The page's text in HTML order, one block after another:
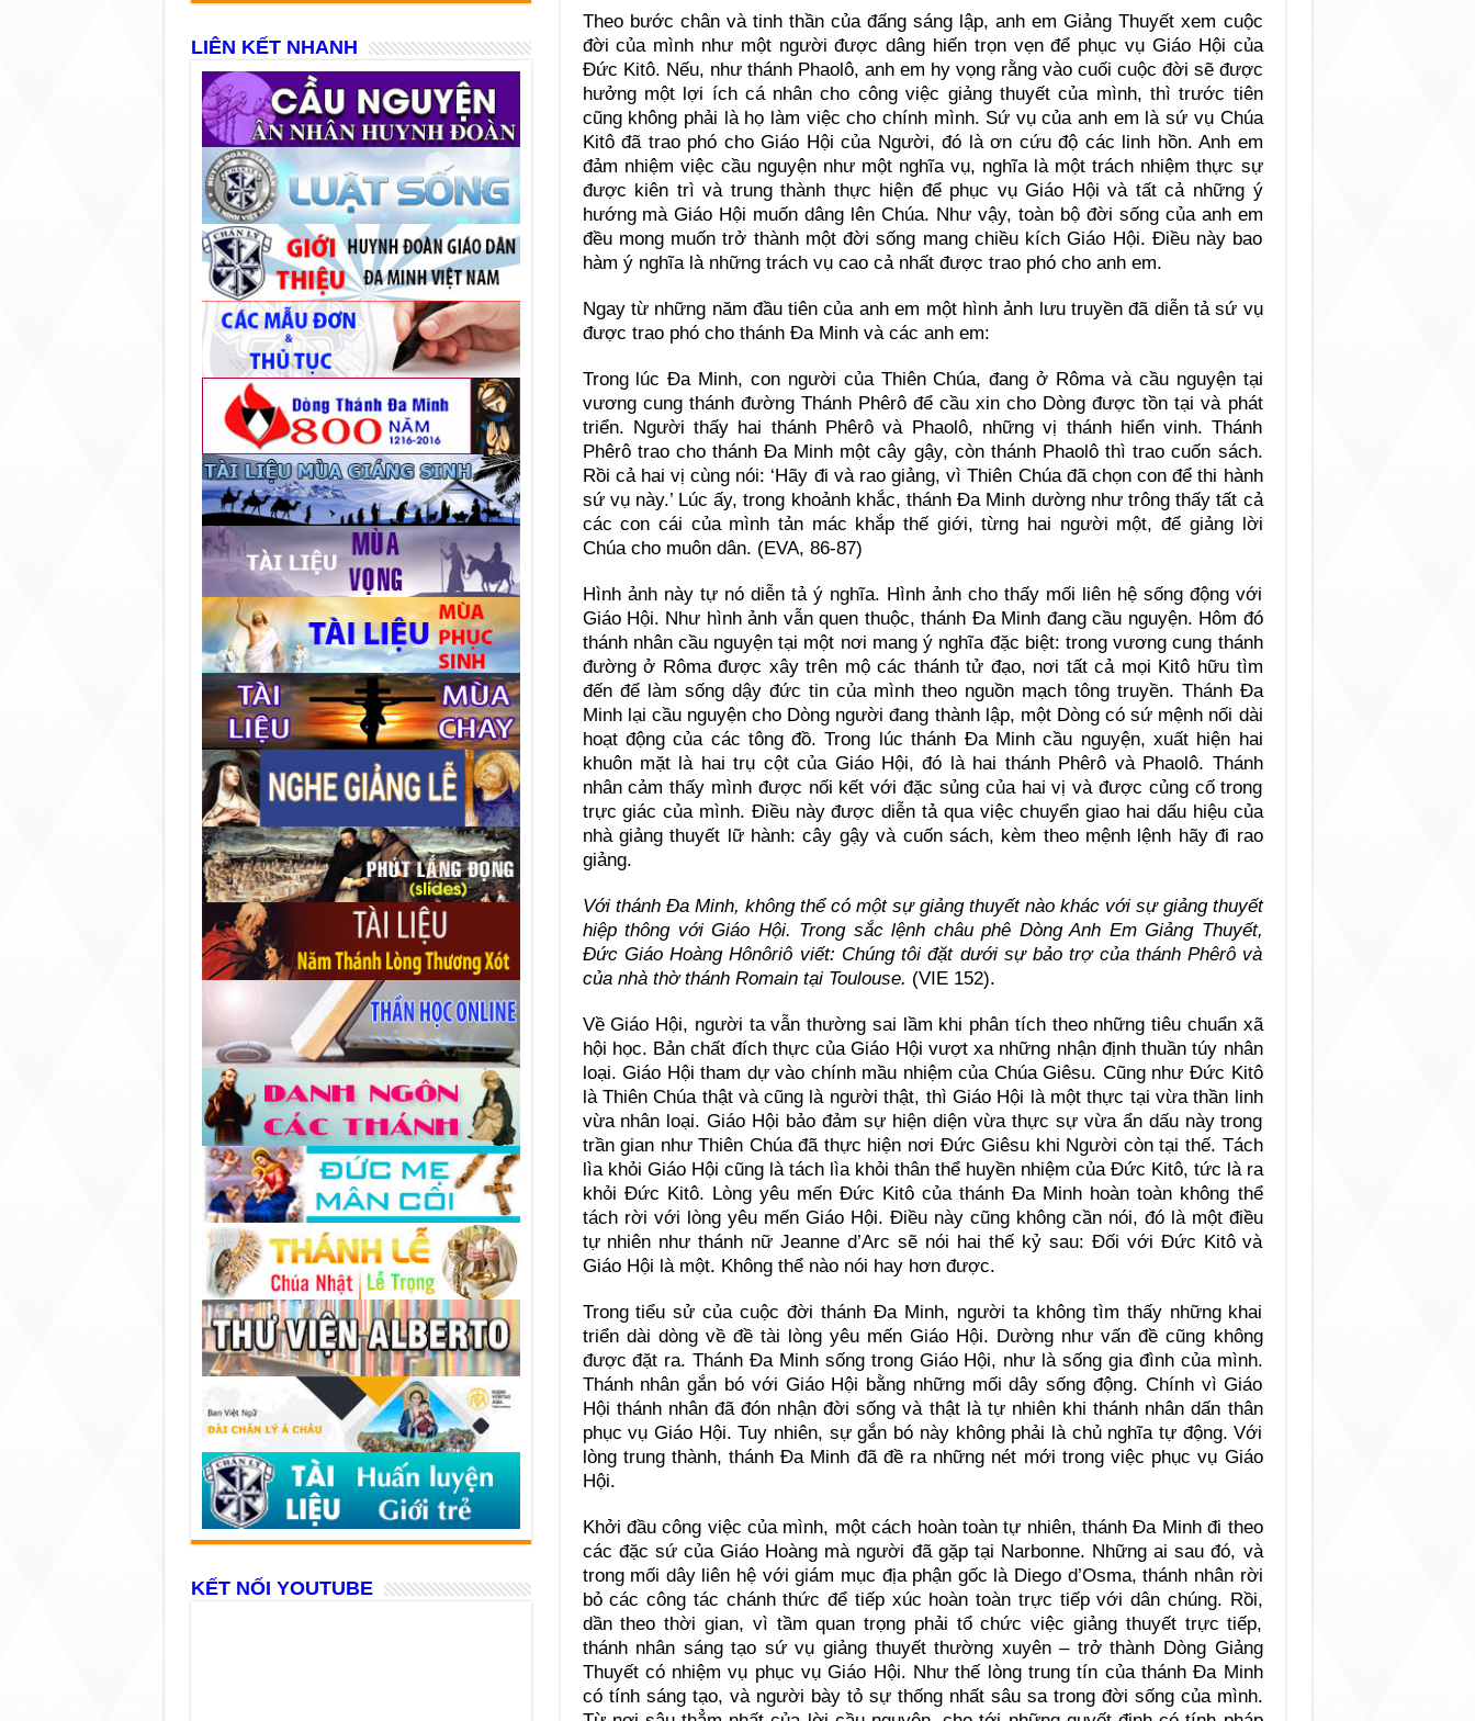
Theo bước chân và tinh thần của đấng sáng lập, anh em Giảng Thuyết xem cuộc
đời của mình như một người được dâng hiến trọn vẹn để phục vụ Giáo Hội của
Đức Kitô. Nếu, như thánh Phaolô, anh em hy vọng rằng vào cuối cuộc đời sẽ được
hưởng một lợi ích cá nhân cho công việc giảng thuyết của mình, thì trước tiên
cũng không phải là họ làm việc cho chính mình. Sứ vụ của anh em là sứ vụ Chúa
Kitô đã trao phó cho Giáo Hội của Người, đó là ơn cứu độ các linh hồn. Anh em
đảm nhiệm việc cầu nguyện như một nghĩa vụ, nghĩa là một trách nhiệm thực sự
được kiên trì và trung thành thực hiện để phục vụ Giáo Hội và tất cả những ý
hướng mà Giáo Hội muốn dâng lên Chúa. Như vậy, toàn bộ đời sống của anh em
đều mong muốn trở thành một đời sống mang chiều kích Giáo Hội. Điều này bao
hàm ý nghĩa là những trách vụ cao cả nhất được trao phó cho anh em.
Ngay từ những năm đầu tiên của anh em một hình ảnh lưu truyền đã diễn tả sứ vụ
được trao phó cho thánh Đa Minh và các anh em:
Trong lúc Đa Minh, con người của Thiên Chúa, đang ở Rôma và cầu nguyện tại
vương cung thánh đường Thánh Phêrô để cầu xin cho Dòng được tồn tại và phát
triển. Người thấy hai thánh Phêrô và Phaolô, những vị thánh hiển vinh. Thánh
Phêrô trao cho thánh Đa Minh một cây gậy, còn thánh Phaolô thì trao cuốn sách.
Rồi cả hai vị cùng nói: ‘Hãy đi và rao giảng, vì Thiên Chúa đã chọn con để thi hành
sứ vụ này.’ Lúc ấy, trong khoảnh khắc, thánh Đa Minh dường như trông thấy tất cả
các con cái của mình tản mác khắp thế giới, từng hai người một, để giảng lời
Chúa cho muôn dân. (EVA, 86-87)
Hình ảnh này tự nó diễn tả ý nghĩa. Hình ảnh cho thấy mối liên hệ sống động với
Giáo Hội. Như hình ảnh vẫn quen thuộc, thánh Đa Minh đang cầu nguyện. Hôm đó
thánh nhân cầu nguyện tại một nơi mang ý nghĩa đặc biệt: trong vương cung thánh
đường ở Rôma được xây trên mộ các thánh tử đạo, nơi tất cả mọi Kitô hữu tìm
đến để làm sống dậy đức tin của mình theo nguồn mạch tông truyền. Thánh Đa
Minh lại cầu nguyện cho Dòng người đang thành lập, một Dòng có sứ mệnh nối dài
hoạt động của các tông đồ. Trong lúc thánh Đa Minh cầu nguyện, xuất hiện hai
khuôn mặt là hai trụ cột của Giáo Hội, đó là hai thánh Phêrô và Phaolô. Thánh
nhân cảm thấy mình được nối kết với đặc sủng của hai vị và được củng cố trong
trực giác của mình. Điều này được diễn tả qua việc chuyển giao hai dấu hiệu của
nhà giảng thuyết lữ hành: cây gậy và cuốn sách, kèm theo mệnh lệnh hãy đi rao
giảng.
Với thánh Đa Minh, không thể có một sự giảng thuyết nào khác với sự giảng thuyết
hiệp thông với Giáo Hội. Trong sắc lệnh châu phê Dòng Anh Em Giảng Thuyết,
Đức Giáo Hoàng Hônôriô viết: Chúng tôi đặt dưới sự bảo trợ của thánh Phêrô và
của nhà thờ thánh Romain tại Toulouse. (VIE 152).
Về Giáo Hội, người ta vẫn thường sai lầm khi phân tích theo những tiêu chuẩn xã
hội học. Bản chất đích thực của Giáo Hội vượt xa những nhận định thuần túy nhân
loại. Giáo Hội tham dự vào chính mầu nhiệm của Chúa Giêsu. Cũng như Đức Kitô
là Thiên Chúa thật và cũng là người thật, thì Giáo Hội là một thực tại vừa thần linh
vừa nhân loại. Giáo Hội bảo đảm sự hiện diện vừa thực sự vừa ẩn dấu này trong
trần gian như Thiên Chúa đã thực hiện nơi Đức Giêsu khi Người còn tại thế. Tách
lìa khỏi Giáo Hội cũng là tách lìa khỏi thân thể huyền nhiệm của Đức Kitô, tức là ra
khỏi Đức Kitô. Lòng yêu mến Đức Kitô của thánh Đa Minh hoàn toàn không thể
tách rời với lòng yêu mến Giáo Hội. Điều này cũng không cần nói, đó là một điều
tự nhiên như thánh nữ Jeanne d’Arc sẽ nói hai thế kỷ sau: Đối với Đức Kitô và
Giáo Hội là một. Không thể nào nói hay hơn được.
Trong tiểu sử của cuộc đời thánh Đa Minh, người ta không tìm thấy những khai
triển dài dòng về đề tài lòng yêu mến Giáo Hội. Dường như vấn đề cũng không
được đặt ra. Thánh Đa Minh sống trong Giáo Hội, như là sống gia đình của mình.
Thánh nhân gắn bó với Giáo Hội bằng những mối dây sống động. Chính vì Giáo
Hội thánh nhân đã đón nhận đời sống và thật là tự nhiên khi thánh nhân dấn thân
phục vụ Giáo Hội. Tuy nhiên, sự gắn bó này không phải là chủ nghĩa tự động. Với
lòng trung thành, thánh Đa Minh đã đề ra những nét mới trong việc phục vụ Giáo
Hội.
Khởi đầu công việc của mình, một cách hoàn toàn tự nhiên, thánh Đa Minh đi theo
các đặc sứ của Giáo Hoàng mà người đã gặp tại Narbonne. Những ai sau đó, và
trong mối dây liên hệ với giám mục địa phận gốc là Diego d’Osma, thánh nhân rời
bỏ các công tác chánh thức để tiếp xúc hoàn toàn trực tiếp với dân chúng. Rồi,
dần theo thời gian, vì tầm quan trọng phải tổ chức việc giảng thuyết trực tiếp,
thánh nhân sáng tạo sứ vụ giảng thuyết thường xuyên – trở thành Dòng Giảng
Thuyết có nhiệm vụ phục vụ Giáo Hội. Như thế lòng trung tín của thánh Đa Minh
có tính sáng tạo, và người bày tỏ sự thống nhất sâu sa trong đời sống của mình.
LIÊN KẾT NHANH
KẾT NỐI YOUTUBE